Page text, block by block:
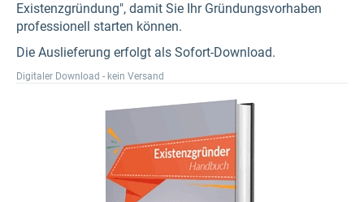
Existenzgründung", damit Sie Ihr Gründungsvorhaben
professionell starten können.
Die Auslieferung erfolgt als Sofort-Download.
Digitaler Download - kein Versand